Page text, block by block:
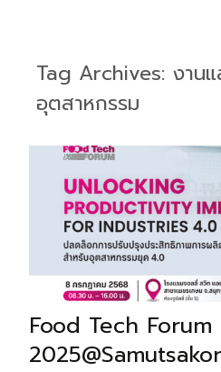
Tag Archives: งาน
อุตสาหกรรม
Food Tech Forum